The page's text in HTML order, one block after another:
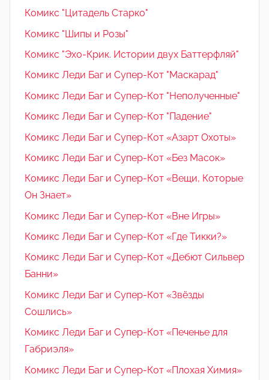
Комикс "Цитадель Старко"
Комикс "Шипы и Розы"
Комикс "Эхо-Крик. Истории двух Баттерфляй"
Комикс Леди Баг и Супер-Кот "Маскарад"
Комикс Леди Баг и Супер-Кот "Неполученные"
Комикс Леди Баг и Супер-Кот "Падение"
Комикс Леди Баг и Супер-Кот «Азарт Охоты»
Комикс Леди Баг и Супер-Кот «Без Масок»
Комикс Леди Баг и Супер-Кот «Вещи, Которые
Он Знает»
Комикс Леди Баг и Супер-Кот «Вне Игры»
Комикс Леди Баг и Супер-Кот «Где Тикки?»
Комикс Леди Баг и Супер-Кот «Дебют Сильвер
Банни»
Комикс Леди Баг и Супер-Кот «Звёзды
Сошлись»
Комикс Леди Баг и Супер-Кот «Печенье для
Габриэля»
Комикс Леди Баг и Супер-Кот «Плохая Химия»